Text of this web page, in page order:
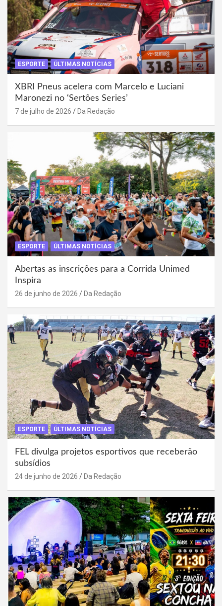
ESPORTE ÚLTIMAS NOTÍCIAS
XBRI Pneus acelera com Marcelo e Luciani
Maronezi no ‘Sertões Series’
7 de julho de 2026 Da Redação
ESPORTE ÚLTIMAS NOTÍCIAS
Abertas as inscrições para a Corrida Unimed
Inspira
26 de junho de 2026 Da Redação
ESPORTE ÚLTIMAS NOTÍCIAS
FEL divulga projetos esportivos que receberão
subsídios
24 de junho de 2026 Da Redação